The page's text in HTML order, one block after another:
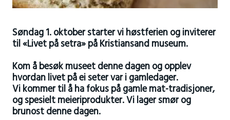
Søndag 1. oktober starter vi høstferien og inviterer
til «Livet på setra» på Kristiansand museum.
Kom å besøk museet denne dagen og opplev
hvordan livet på ei seter var i gamledager.
Vi kommer til å ha fokus på gamle mat-tradisjoner,
og spesielt meieriprodukter. Vi lager smør og
brunost denne dagen.